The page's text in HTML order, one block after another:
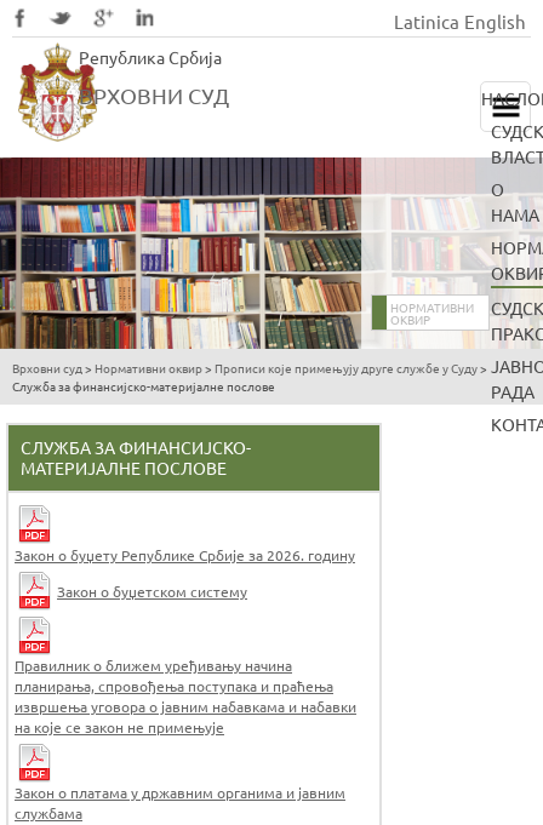
to
main
Република Србија
ВРХОВНИ СУД
Latinica English
О
НАМА
РАДА
НОРМАТИВНИ
ОКВИР
You
here
Врховни суд > Нормативни оквир> Прописи које примењују друге службе у Суду>
Служба за финансијско-материјалне послове
СЛУЖБА ЗА ФИНАНСИЈСКО-
МАТЕРИЈАЛНЕ ПОСЛОВЕ
Закон о буџету Републике Србије за 2026. годину
Закон о буџетском систему
Правилник о ближем уређивању начина
планирања, спровођења поступака и праћења
извршења уговора о јавним набавкама и набавки
на које се закон не примењује
Закон о платама у државним органима и јавним
службама